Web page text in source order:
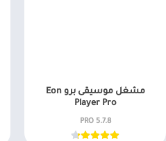
مشغل موسيقى برو Eon
Player Pro
5.7.8 PRO